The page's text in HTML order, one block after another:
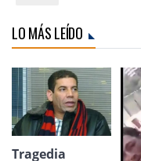
LO MÁS LEÍDO
Tragedia